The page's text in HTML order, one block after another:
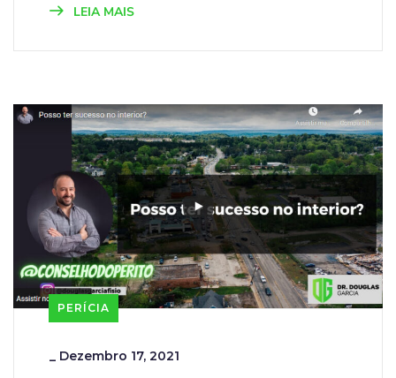
LEIA MAIS
PERÍCIA
_ Dezembro 17, 2021